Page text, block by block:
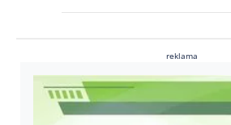
reklama